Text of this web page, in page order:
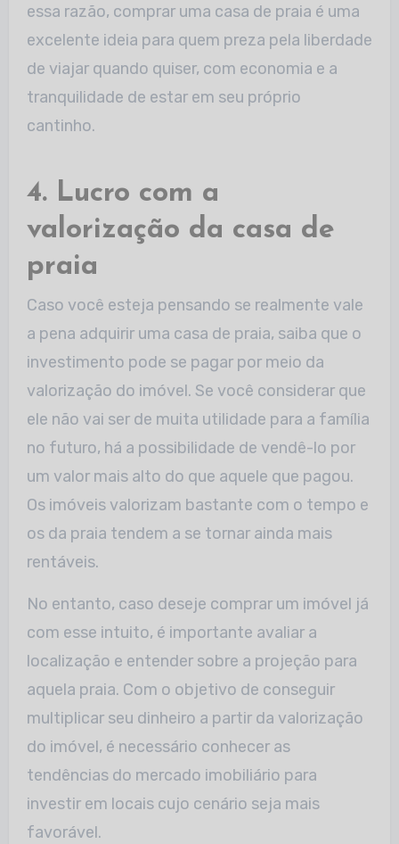
essa razão, comprar uma casa de praia é uma
excelente ideia para quem preza pela liberdade
de viajar quando quiser, com economia e a
tranquilidade de estar em seu próprio
cantinho.
4. Lucro com a
valorização da casa de
praia
Caso você esteja pensando se realmente vale
a pena adquirir uma casa de praia, saiba que o
investimento pode se pagar por meio da
valorização do imóvel. Se você considerar que
ele não vai ser de muita utilidade para a família
no futuro, há a possibilidade de vendê-lo por
um valor mais alto do que aquele que pagou.
Os imóveis valorizam bastante com o tempo e
os da praia tendem a se tornar ainda mais
rentáveis.
No entanto, caso deseje comprar um imóvel já
com esse intuito, é importante avaliar a
localização e entender sobre a projeção para
aquela praia. Com o objetivo de conseguir
multiplicar seu dinheiro a partir da valorização
do imóvel, é necessário conhecer as
tendências do mercado imobiliário para
investir em locais cujo cenário seja mais
favorável.